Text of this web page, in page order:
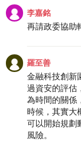
李嘉銘
再請政委協助
羅至善
金融科技創新
過資安的評估
為時間的關係
時候，其實大
可以開始規劃
風險。